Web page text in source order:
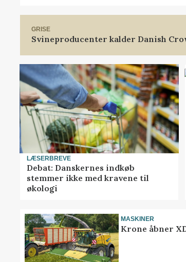
GRISE
Svineproducenter kalder Danish
LÆSERBREVE
Debat: Danskernes indkøb
stemmer ikke med kravene til
økologi
MASKINER
Krone åbner